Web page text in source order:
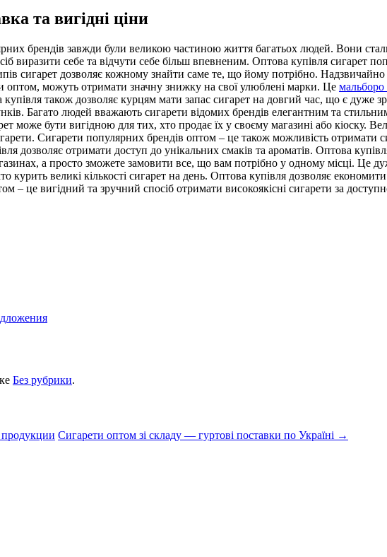
та вигідні ціни
брендів завжди були великою частиною життя багатьох людей. Вони
виразити себе та відчути себе більш впевненим. Оптова купівля сигарет
сигарет дозволяє кожному знайти саме те, що йому потрібно.
оптом, можуть отримати значну знижку на свої улюблені марки. Це мальборо
також дозволяє курцям мати запас сигарет на довгий час, що є
Багато людей вважають сигарети відомих брендів елегантним та
може бути вигідною для тих, хто продає їх у своєму магазині або кіоску.
Сигарети популярних брендів оптом – це також можливість отримати
дозволяє отримати доступ до унікальних смаків та ароматів. Оптова
а просто зможете замовити все, що вам потрібно у одному місці. Це
великі кількості сигарет на день. Оптова купівля дозволяє
– це вигідний та зручний спосіб отримати високоякісні сигарети за
Без рубрики.
Сигарети оптом зі складу — гуртові поставки по Україні →